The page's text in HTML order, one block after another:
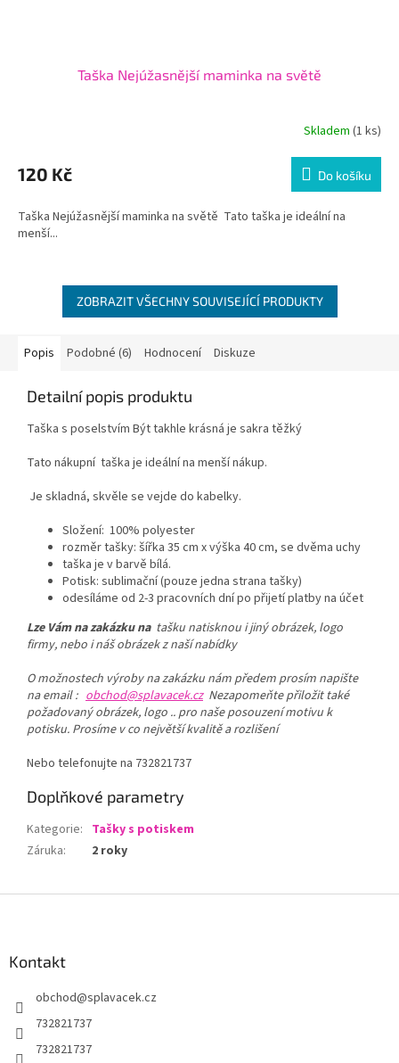
Taška Nejúžasnější maminka na světě
Skladem (1 ks)
120 Kč Do košíku
Taška Nejúžasnější maminka na světě Tato taška je ideální na
menší...
ZOBRAZIT VŠECHNY SOUVISEJÍCÍ PRODUKTY
Popis Podobné (6) Hodnocení Diskuze
Detailní popis produktu
Taška s poselstvím Být takhle krásná je sakra těžký
Tato nákupní taška je ideální na menší nákup.
Je skladná, skvěle se vejde do kabelky.
Složení: 100% polyester
rozměr tašky: šířka 35 cm x výška 40 cm, se dvěma uchy
taška je v barvě bílá.
Potisk: sublimační (pouze jedna strana tašky)
odesíláme od 2-3 pracovních dní po přijetí platby na účet
Lze Vám na zakázku na tašku natisknou i jiný obrázek, logo
firmy, nebo i náš obrázek z naší nabídky
O možnostech výroby na zakázku nám předem prosím napište
na email : obchod@splavacek.czNezapomeňte přiložit také
požadovaný obrázek, logo .. pro naše posouzení motivu k
potisku. Prosíme v co největší kvalitě a rozlišení
Nebo telefonujte na 732821737
Doplňkové parametry
Kategorie: Tašky s potiskem
Záruka: 2 roky
Kontakt
obchod@splavacek.cz
732821737
732821737